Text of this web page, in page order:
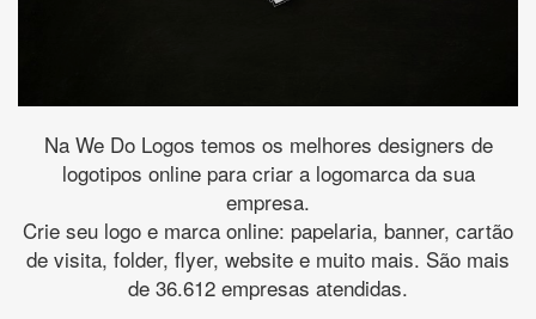
Na We Do Logos temos os melhores designers de
logotipos online para criar a logomarca da sua
empresa.
Crie seu logo e marca online: papelaria, banner, cartão
de visita, folder, flyer, website e muito mais. São mais
de 36.612 empresas atendidas.